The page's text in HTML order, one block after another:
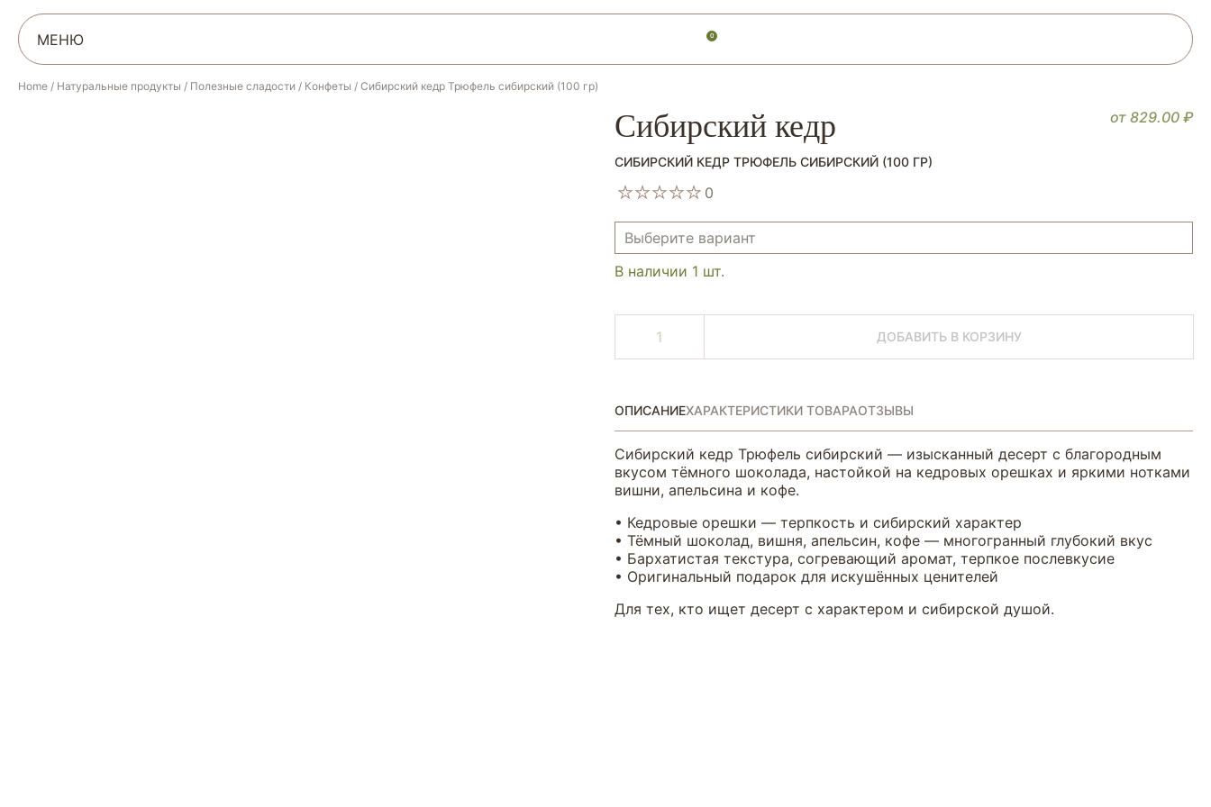
МЕНЮ 0
Home / Натуральные продукты / Полезные сладости / Конфеты / Сибирский кедр Трюфель сибирский (100 гр)
Сибирский кедр от 829.00 ₽
СИБИРСКИЙ КЕДР ТРЮФЕЛЬ СИБИРСКИЙ (100 ГР)
0
Выберите вариант
Ассорти с настойкой на кедровых орешках
В наличии 1 шт.
ДОБАВИТЬ В КОРЗИНУ
ОПИСАНИЕХАРАКТЕРИСТИКИ ТОВАРАОТЗЫВЫ
Сибирский кедр Трюфель сибирский — изысканный десерт с благородным
вкусом тёмного шоколада, настойкой на кедровых орешках и яркими нотками
вишни, апельсина и кофе.
• Кедровые орешки — терпкость и сибирский характер
• Тёмный шоколад, вишня, апельсин, кофе — многогранный глубокий вкус
• Бархатистая текстура, согревающий аромат, терпкое послевкусие
• Оригинальный подарок для искушённых ценителей
Для тех, кто ищет десерт с характером и сибирской душой.